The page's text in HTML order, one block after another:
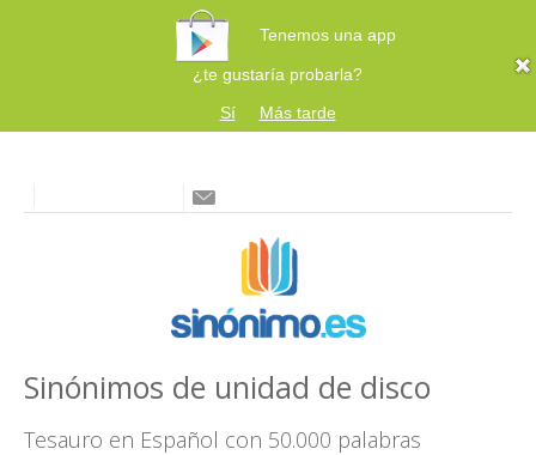
Tenemos una app
¿te gustaría probarla?
Sí
Más tarde
Sinónimos de unidad de disco
Tesauro en Español con 50.000 palabras